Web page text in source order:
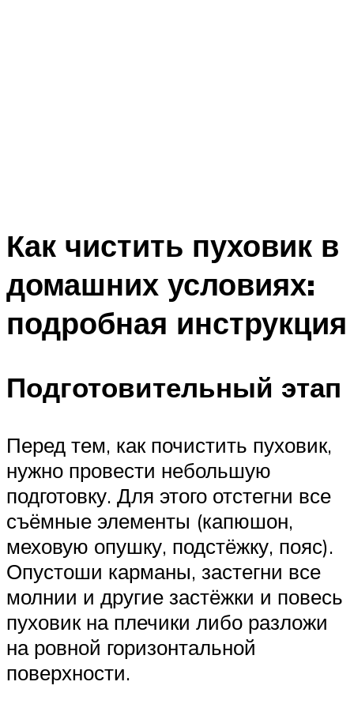
Как чистить пуховик в
домашних условиях:
подробная инструкция
Подготовительный этап
Перед тем, как почистить пуховик,
нужно провести небольшую
подготовку. Для этого отстегни все
съёмные элементы (капюшон,
меховую опушку, подстёжку, пояс).
Опустоши карманы, застегни все
молнии и другие застёжки и повесь
пуховик на плечики либо разложи
на ровной горизонтальной
поверхности.